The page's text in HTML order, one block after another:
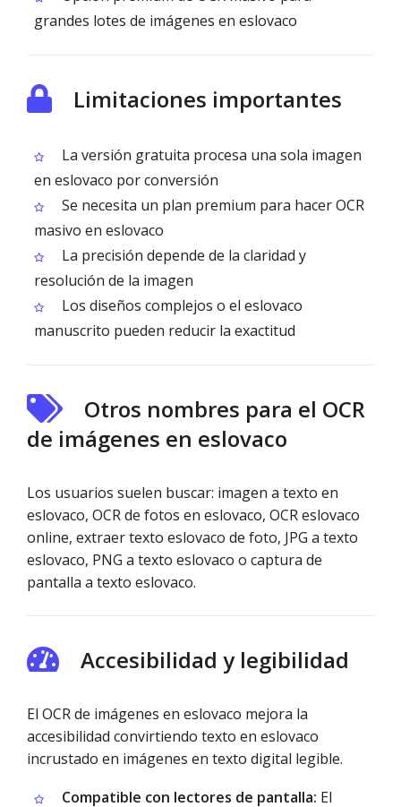
grandes lotes de imágenes en eslovaco
Limitaciones importantes
La versión gratuita procesa una sola imagen
en eslovaco por conversión
Se necesita un plan premium para hacer OCR
masivo en eslovaco
La precisión depende de la claridad y
resolución de la imagen
Los diseños complejos o el eslovaco
manuscrito pueden reducir la exactitud
Otros nombres para el OCR
de imágenes en eslovaco
Los usuarios suelen buscar: imagen a texto en
eslovaco, OCR de fotos en eslovaco, OCR eslovaco
online, extraer texto eslovaco de foto, JPG a texto
eslovaco, PNG a texto eslovaco o captura de
pantalla a texto eslovaco.
Accesibilidad y legibilidad
El OCR de imágenes en eslovaco mejora la
accesibilidad convirtiendo texto en eslovaco
incrustado en imágenes en texto digital legible.
Compatible con lectores de pantalla: El